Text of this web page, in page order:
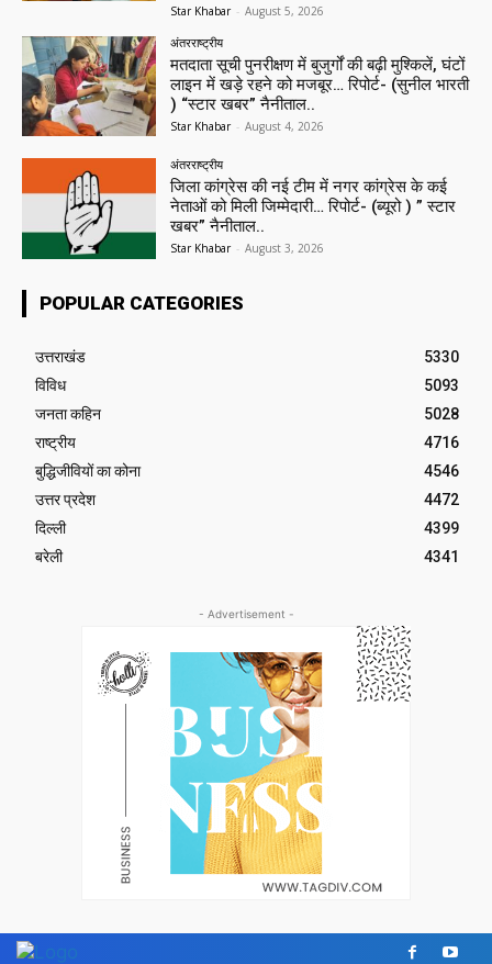
Star Khabar - August 5, 2026
अंतरराष्ट्रीय
मतदाता सूची पुनरीक्षण में बुजुर्गों की बढ़ी मुश्किलें, घंटों
लाइन में खड़े रहने को मजबूर… रिपोर्ट- (सुनील भारती
) “स्टार खबर” नैनीताल..
Star Khabar - August 4, 2026
अंतरराष्ट्रीय
जिला कांग्रेस की नई टीम में नगर कांग्रेस के कई
नेताओं को मिली जिम्मेदारी… रिपोर्ट- (ब्यूरो ) ” स्टार
खबर” नैनीताल..
Star Khabar - August 3, 2026
POPULAR CATEGORIES
उत्तराखंड
5330
विविध
5093
जनता कहिन
5028
राष्ट्रीय
4716
बुद्धिजीवियों का कोना
4546
उत्तर प्रदेश
4472
दिल्ली
4399
बरेली
4341
- Advertisement -